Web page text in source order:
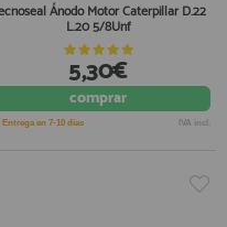
Ánodo Motor Caterpillar D.22
L.20 5/8Unf
5,30€
comprar
Entrega en 7-10 días IVA incl.